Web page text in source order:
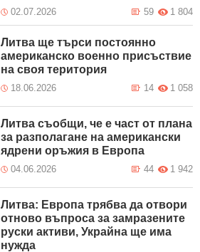
02.07.2026 1 804
59
Литва ще търси постоянно
американско военно присъствие
на своя територия
18.06.2026 1 058
14
Литва съобщи, че е част от плана
за разполагане на американски
ядрени оръжия в Европа
04.06.2026 1 942
44
Литва: Европа трябва да отвори
отново въпроса за замразените
руски активи, Украйна ще има
нужда